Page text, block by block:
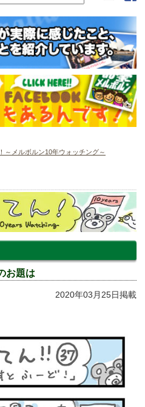
～メルボルン10年ウォッチング～
お題は
2020年03月25日掲載